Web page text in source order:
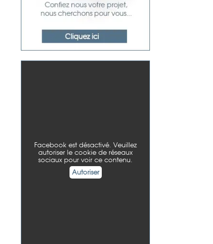
Facebook est désactivé. Veuillez
autoriser le cookie de réseaux
sociaux pour voir ce contenu.
Autoriser